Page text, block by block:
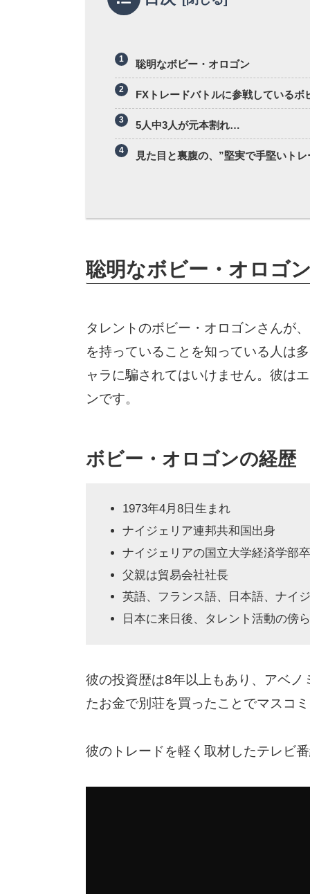
聡明なボビー・オロゴン
FXトレードバトルに参戦しているボ
5人中3人が元本割れ…
見た目と裏腹の、”堅実で手堅いトレ
聡明なボビー・オロゴ
タレントのボビー・オロゴンさんが
を持っていることを知っている人は
ャラに騙されてはいけません。彼は
ンです。
ボビー・オロゴンの経歴
1973年4月8日生まれ
ナイジェリア連邦共和国出身
ナイジェリアの国立大学経済学部
父親は貿易会社社長
英語、フランス語、日本語、ナイ
日本に来日後、タレント活動の傍
彼の投資歴は8年以上もあり、アベ
たお金で別荘を買ったことでマスコ
彼のトレードを軽く取材したテレビ